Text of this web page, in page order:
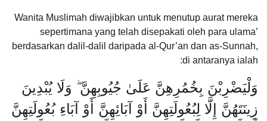
Wanita Muslimah diwajibkan untuk menutup aurat mereka
sepertimana yang telah disepakati oleh para ulama’
berdasarkan dalil-dalil daripada al-Qur’an dan as-Sunnah,
di antaranya ialah:
وَلْيَضْرِبْنَ بِخُمُرِهِنَّ عَلَىٰ جُيُوبِهِنَّ ۖ وَلَا يُبْدِينَ
زِينَتَهُنَّ إِلَّا لِبُعُولَتِهِنَّ أَوْ آبَائِهِنَّ أَوْ آبَاءِ بُعُولَتِهِنَّ